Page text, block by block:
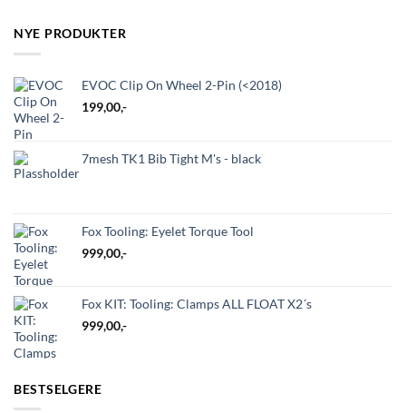
NYE PRODUKTER
EVOC Clip On Wheel 2-Pin (<2018)
199,00,-
7mesh TK1 Bib Tight M's - black
Fox Tooling: Eyelet Torque Tool
999,00,-
Fox KIT: Tooling: Clamps ALL FLOAT X2´s
999,00,-
BESTSELGERE